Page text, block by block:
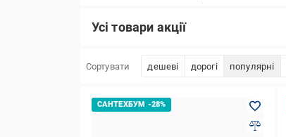
Усі товари акції
Сортувати дешеві дорогі популярні